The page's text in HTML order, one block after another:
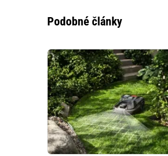
Podobné články